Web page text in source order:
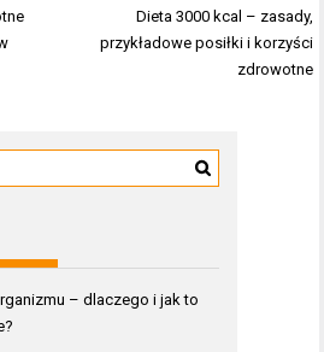
Dieta 3000 kcal – zasady,
przykładowe posiłki i korzyści
zdrowotne
– dlaczego i jak to